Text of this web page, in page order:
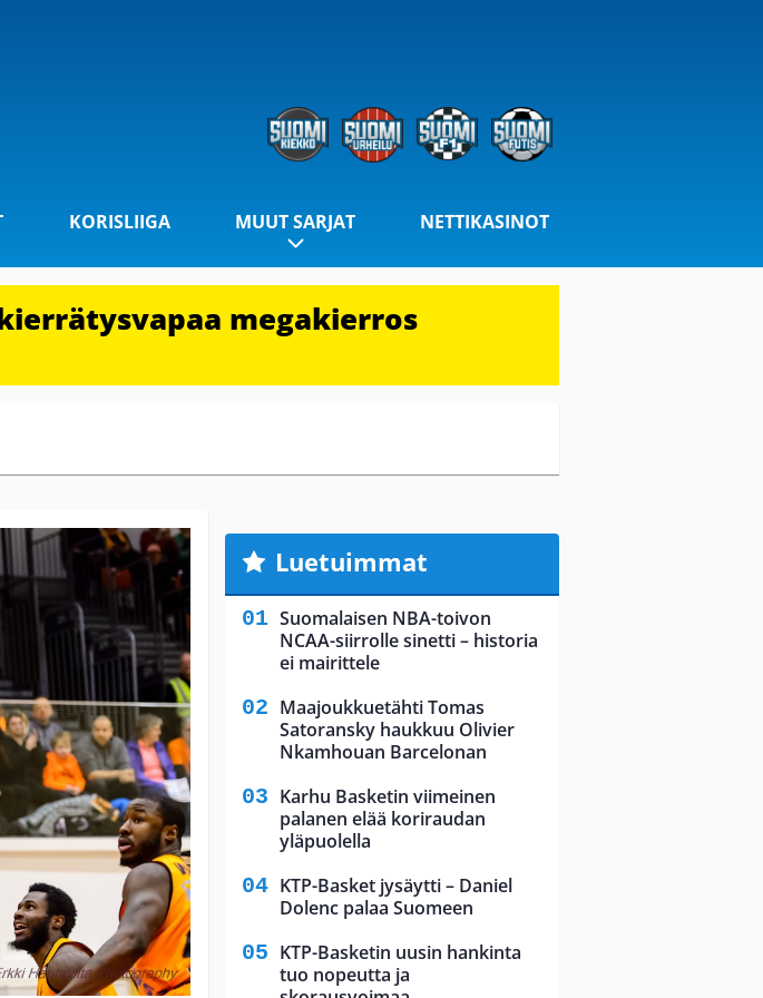
KORISLIIGA MUUT SARJAT NETTIKASINOT
megakierros
Luetuimmat
Suomalaisen NBA-toivon
NCAA-siirrolle sinetti – historia
ei mairittele
Maajoukkuetähti Tomas
Satoransky haukkuu Olivier
Nkamhouan Barcelonan
Karhu Basketin viimeinen
palanen elää koriraudan
yläpuolella
KTP-Basket jysäytti – Daniel
Dolenc palaa Suomeen
KTP-Basketin uusin hankinta
tuo nopeutta ja